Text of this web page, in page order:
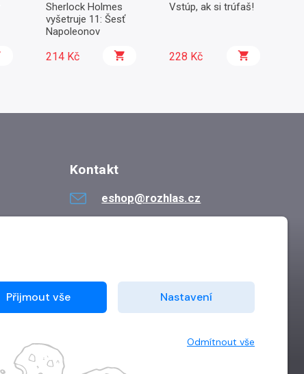
Sherlock Holmes
vyšetruje 11: Šesť
Napoleonov
214 Kč
Vstúp, ak si trúfaš!
228 Kč
Kontakt
eshop@rozhlas.cz
Přijmout vše Nastavení
Odmítnout vše